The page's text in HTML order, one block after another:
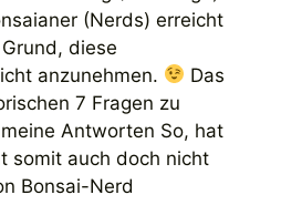
(Nerds) erreicht
diese
anzunehmen.
Das
7 Fragen zu
Antworten So, hat
somit auch doch nicht
Bonsai-Nerd